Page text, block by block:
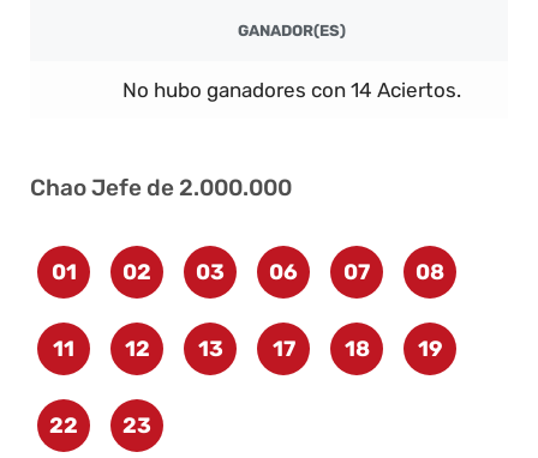
GANADOR(ES)
No hubo ganadores con 14 Aciertos.
Chao Jefe de 2.000.000
01 02 03 06 07 08
11 12 13 17 18 19
22 23